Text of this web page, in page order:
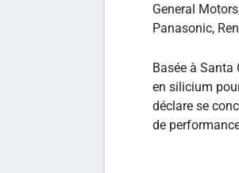
General
Panasonic,
Basée à Santa
en silicium
déclare se
de